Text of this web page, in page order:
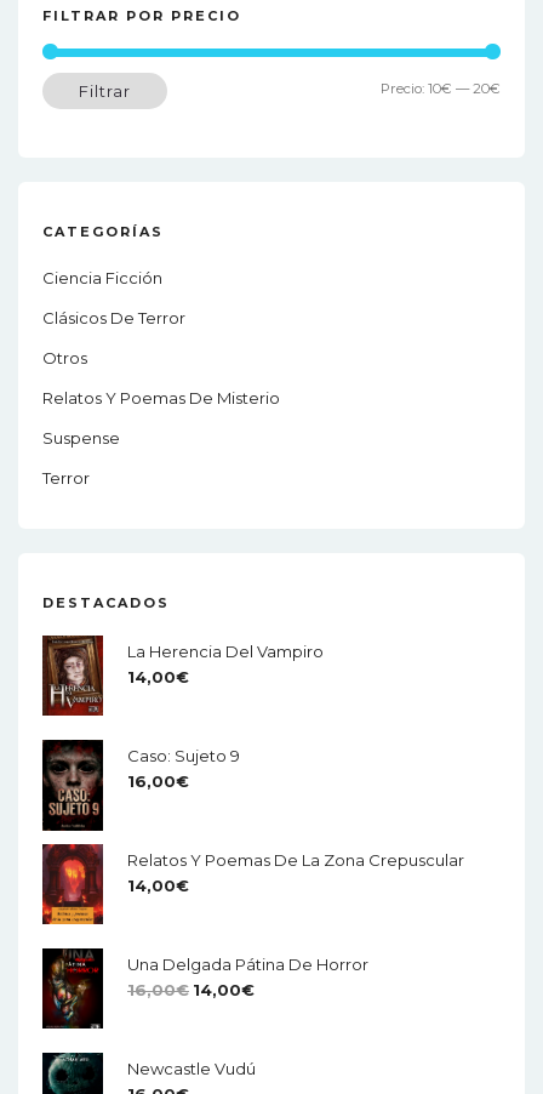
FILTRAR POR PRECIO
Filtrar Precio: 10€ —20€
CATEGORÍAS
Ciencia Ficción
Clásicos De Terror
Otros
Relatos Y Poemas De Misterio
Suspense
Terror
DESTACADOS
La Herencia Del Vampiro
14,00€
Caso: Sujeto 9
16,00€
Relatos Y Poemas De La Zona Crepuscular
14,00€
Una Delgada Pátina De Horror
16,00€ El
Era:
14,00€El
Es:
Newcastle Vudú